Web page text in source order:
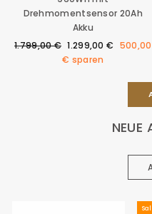
Drehmomentsensor 20Ah
Akku
Normaler
1.799,00 € Sonderpreis
1.299,00 € 500,00
€ sparen